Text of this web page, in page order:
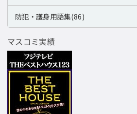
防犯・護身用語集(86)
マスコミ実績